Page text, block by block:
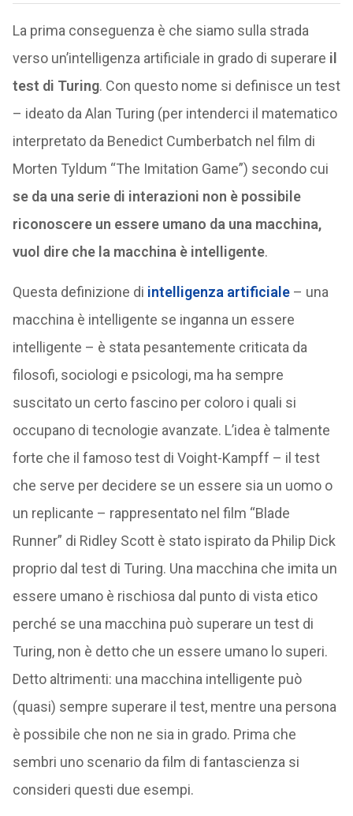
La prima conseguenza è che siamo sulla strada
verso un’intelligenza artificiale in grado di superare il
test di Turing. Con questo nome si definisce un test
– ideato da Alan Turing (per intenderci il matematico
interpretato da Benedict Cumberbatch nel film di
Morten Tyldum “The Imitation Game”) secondo cui
se da una serie di interazioni non è possibile
riconoscere un essere umano da una macchina,
vuol dire che la macchina è intelligente.
Questa definizione di intelligenza artificiale– una
macchina è intelligente se inganna un essere
intelligente – è stata pesantemente criticata da
filosofi, sociologi e psicologi, ma ha sempre
suscitato un certo fascino per coloro i quali si
occupano di tecnologie avanzate. L’idea è talmente
forte che il famoso test di Voight-Kampff – il test
che serve per decidere se un essere sia un uomo o
un replicante – rappresentato nel film “Blade
Runner” di Ridley Scott è stato ispirato da Philip Dick
proprio dal test di Turing. Una macchina che imita un
essere umano è rischiosa dal punto di vista etico
perché se una macchina può superare un test di
Turing, non è detto che un essere umano lo superi.
Detto altrimenti: una macchina intelligente può
(quasi) sempre superare il test, mentre una persona
è possibile che non ne sia in grado. Prima che
sembri uno scenario da film di fantascienza si
consideri questi due esempi.